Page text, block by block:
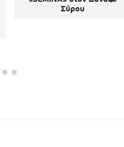
Σύρου